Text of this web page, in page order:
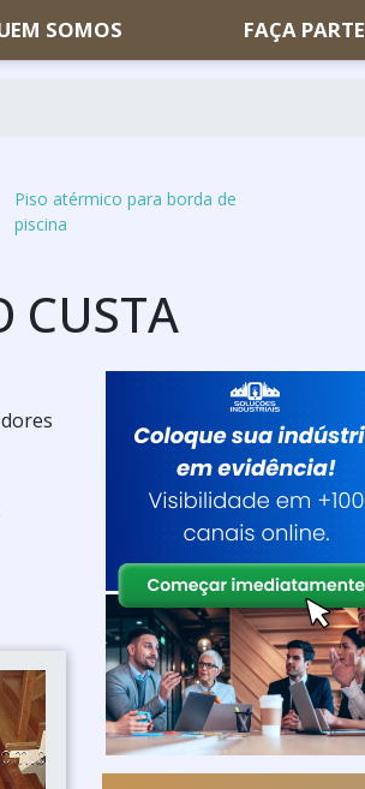
SOMOS FAÇA PARTE
Piso atérmico para borda de
piscina
CUSTA